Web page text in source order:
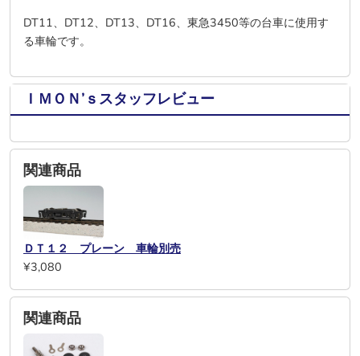
DT11、DT12、DT13、DT16、東急3450等の台車に使用す
る車輪です。
ＩＭＯＮ’ｓスタッフレビュー
関連商品
ＤＴ１２ プレーン 車輪別売
¥3,080
関連商品